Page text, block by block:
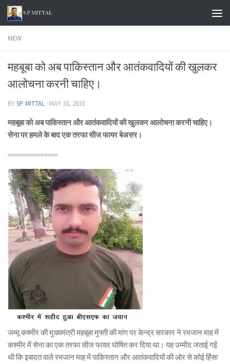
Skip to content
NEW
महबूबा को अब पाकिस्तान और आतंकवादियों की खुलकर
आलोचना करनी चाहिए।
BYSP MITTAL · MAY 18, 2018
महबूबा को अब पाकिस्तान और आतंकवादियों की खुलकर आलोचना करनी चाहिए।
सेना पर हमले के बाद एक तरफा सीज फायर बेअसर।
==============
जम्मू कश्मीर की मुख्यमंत्री महबूबा मुफ्ती की मांग पर केन्द्र सरकार ने रमजान माह में
कश्मीर में सेना का एक तरफा सीज फायर घोषित कर दिया था। यह उम्मीद जताई गई
थी कि इबादत वाले रमजान माह में पाकिस्तान और आतंकवादियों की ओर से कोई हिंसा